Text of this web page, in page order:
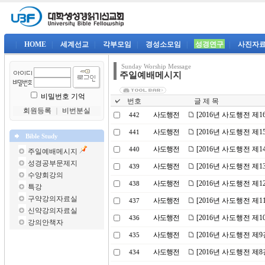
HOME 세계선교 각부모임 경성소모임 성경연구 사진자
비밀번호 기억
회원등록
비번분실
Bible Study
주일예배메시지
성경공부문제지
수양회강의
특강
구약강의자료실
신약강의자료실
강의안책자
Sunday Worship Message
주일예배메시지
번호 글 제 목
442 사도행전 [2016년 사도행전 제
441 사도행전 [2016년 사도행전 제
440 사도행전 [2016년 사도행전 제
439 사도행전 [2016년 사도행전 제
438 사도행전 [2016년 사도행전 제
437 사도행전 [2016년 사도행전 제
436 사도행전 [2016년 사도행전 제
435 사도행전 [2016년 사도행전 제
434 사도행전 [2016년 사도행전 제